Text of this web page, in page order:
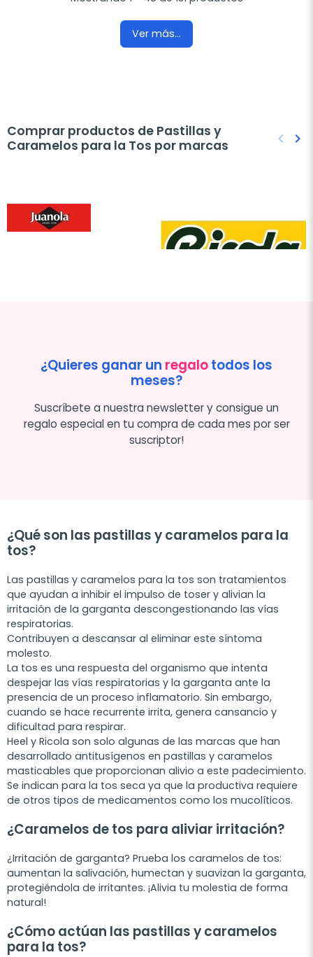
Ver más...
Comprar productos de Pastillas y
Caramelos para la Tos por marcas
keyboard_arrow_left keyboard_arrow_right
¿Quieres ganar un regalotodos los
meses?
Suscríbete a nuestra newsletter y consigue un
regalo especial en tu compra de cada mes por ser
suscriptor!
¿Qué son las pastillas y caramelos para la
tos?
Las pastillas y caramelos para la tos son tratamientos
que ayudan a inhibir el impulso de toser y alivian la
irritación de la garganta descongestionando las vías
respiratorias.
Contribuyen a descansar al eliminar este síntoma
molesto.
La tos es una respuesta del organismo que intenta
despejar las vías respiratorias y la garganta ante la
presencia de un proceso inflamatorio. Sin embargo,
cuando se hace recurrente irrita, genera cansancio y
dificultad para respirar.
Heel y Ricola son solo algunas de las marcas que han
desarrollado antitusígenos en pastillas y caramelos
masticables que proporcionan alivio a este padecimiento.
Se indican para la tos seca ya que la productiva requiere
de otros tipos de medicamentos como los mucolíticos.
¿Caramelos de tos para aliviar irritación?
¿Irritación de garganta? Prueba los caramelos de tos:
aumentan la salivación, humectan y suavizan la garganta,
protegiéndola de irritantes. ¡Alivia tu molestia de forma
natural!
¿Cómo actúan las pastillas y caramelos
para la tos?